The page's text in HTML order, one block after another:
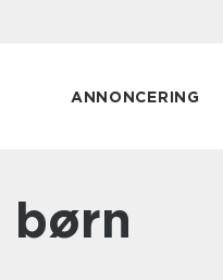
ANNONCERING
børn